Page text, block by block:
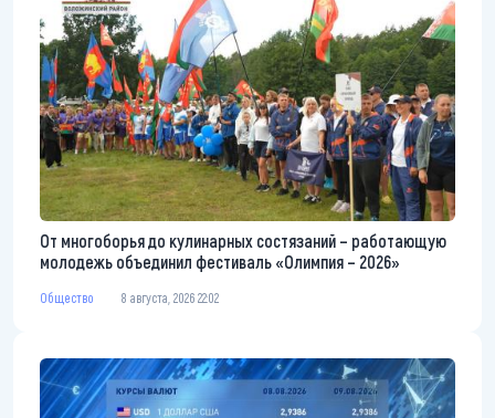
От многоборья до кулинарных состязаний – работающую
молодежь объединил фестиваль «Олимпия – 2026»
Общество 8 августа, 2026 22:02